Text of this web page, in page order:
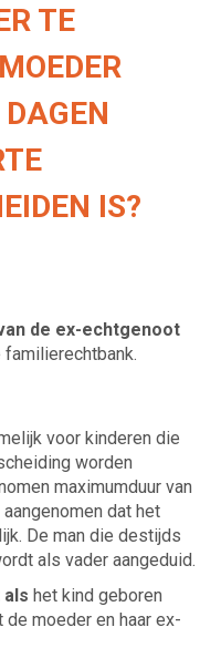
TE
IS?
de ex-echtgenoot
familierechtbank.
voor kinderen die
worden
maximumduur van
dat het
De man die destijds
als vader aangeduid.
alshet kind geboren
moeder en haar ex-